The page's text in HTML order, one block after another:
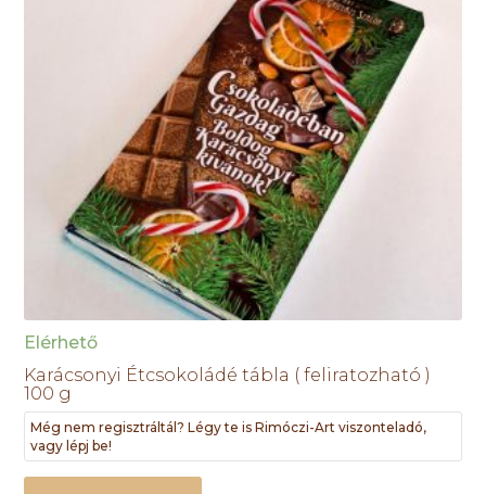
Elérhető
Karácsonyi Étcsokoládé tábla ( feliratozható )
100 g
Még nem regisztráltál? Légy te is Rimóczi-Art viszonteladó,
vagy lépj be!